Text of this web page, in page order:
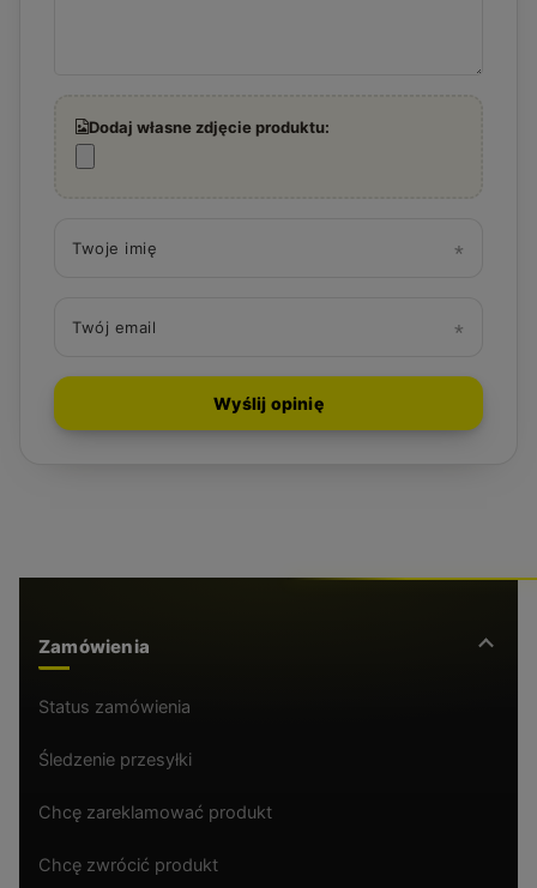
Dodaj własne zdjęcie produktu:
Twoje imię
Twój email
Wyślij opinię
Zamówienia
Status zamówienia
Śledzenie przesyłki
Chcę zareklamować produkt
Chcę zwrócić produkt